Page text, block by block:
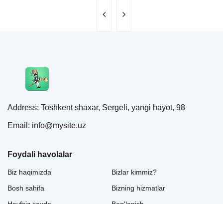
Address: Toshkent shaxar, Sergeli, yangi hayot, 98
Email: info@mysite.uz
Foydali havolalar
Biz haqimizda
Bosh sahifa
Bizlar kimmiz?
Bizning hizmatlar